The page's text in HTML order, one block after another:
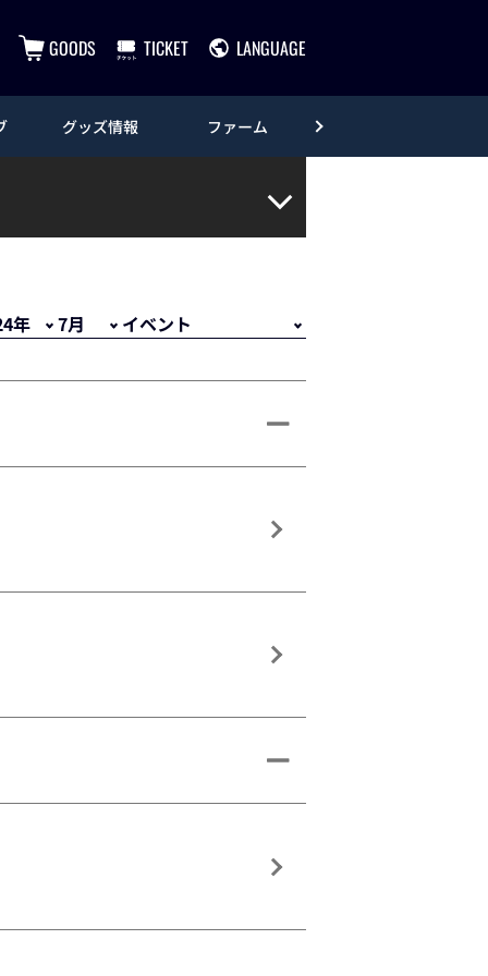
GOODS TICKET LANGUAGE
グッズ情報 ファーム